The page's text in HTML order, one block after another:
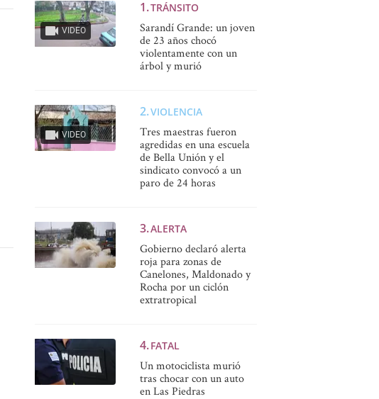
VIDEO
TRÁNSITO
Sarandí Grande: un joven
de 23 años chocó
violentamente con un
árbol y murió
VIDEO
VIOLENCIA
Tres maestras fueron
agredidas en una escuela
de Bella Unión y el
sindicato convocó a un
paro de 24 horas
ALERTA
Gobierno declaró alerta
roja para zonas de
Canelones, Maldonado y
Rocha por un ciclón
extratropical
FATAL
Un motociclista murió
tras chocar con un auto
en Las Piedras